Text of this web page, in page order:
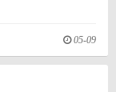
05-09